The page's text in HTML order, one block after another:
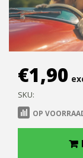
€1,90
SKU:
OP